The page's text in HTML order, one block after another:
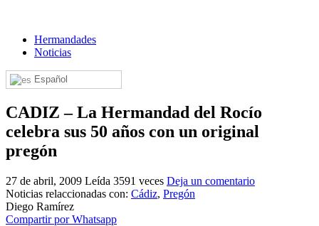
Hermandades
Noticias
Español
CADIZ – La Hermandad del Rocío
celebra sus 50 años con un original
pregón
27 de abril, 2009 Leída 3591 veces Deja un comentario
Noticias relaccionadas con: Cádiz, Pregón
Diego Ramírez
Compartir por Whatsapp
¿Cuándo se construyó la primera ermita?
El traslado cada siete años
¿Cuales son los actos principales que se celebran en el
Quiero hacer el camino,¿que tengo que hacer?
En el Rocío, ¿dónde me alojo?